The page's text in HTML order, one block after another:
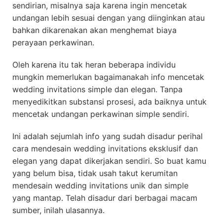
sendirian, misalnya saja karena ingin mencetak
undangan lebih sesuai dengan yang diinginkan atau
bahkan dikarenakan akan menghemat biaya
perayaan perkawinan.
Oleh karena itu tak heran beberapa individu
mungkin memerlukan bagaimanakah info mencetak
wedding invitations simple dan elegan. Tanpa
menyedikitkan substansi prosesi, ada baiknya untuk
mencetak undangan perkawinan simple sendiri.
Ini adalah sejumlah info yang sudah disadur perihal
cara mendesain wedding invitations eksklusif dan
elegan yang dapat dikerjakan sendiri. So buat kamu
yang belum bisa, tidak usah takut kerumitan
mendesain wedding invitations unik dan simple
yang mantap. Telah disadur dari berbagai macam
sumber, inilah ulasannya.